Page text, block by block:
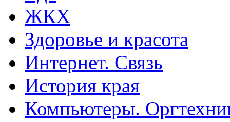
ЖКХ
Здоровье и красота
Интернет. Связь
История края
Компьютеры.